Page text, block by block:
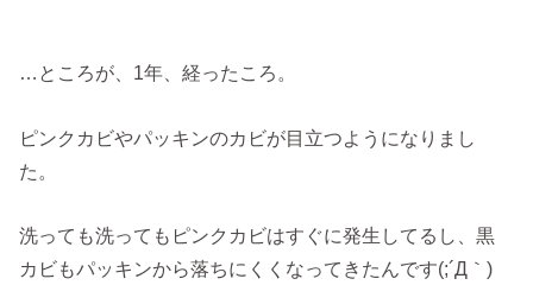
…ところが、1年、経ったころ。
ピンクカビやパッキンのカビが目立つようになりまし
た。
洗っても洗ってもピンクカビはすぐに発生してるし、黒
カビもパッキンから落ちにくくなってきたんです(;´Д｀)